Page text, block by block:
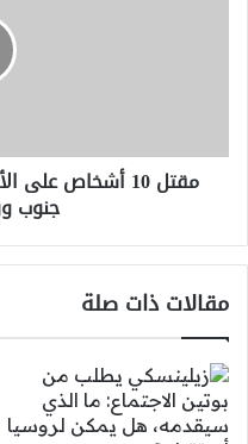
تجتاح
جنوب
مقتل 10 أشخاص
جنوب
مقالات ذات صلة